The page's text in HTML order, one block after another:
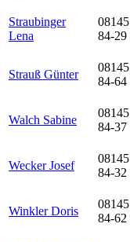
Straubinger
Lena
08145
84-29
Strauß Günter
08145
84-64
Walch Sabine
08145
84-37
Wecker Josef
08145
84-32
Winkler Doris
08145
84-62